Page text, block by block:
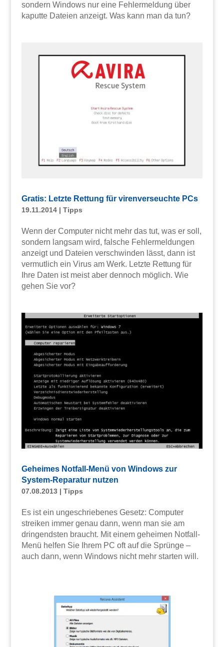
sondern Windows nur eine Fehlermeldung über
kaputte Dateien anzeigt. Was kann man da tun?
Gratis: Letzte Rettung für virenverseuchte PCs
19.11.2014| Tipps
Wenn der Computer nicht mehr das tut, was er soll,
sondern langsam wird, falsche Fehlermeldungen
anzeigt und Dateien verschwinden lässt, dann ist
vermutlich ein Virus am Werk. Letzte Rettung für
Ihre Daten ist meist aber dennoch möglich. Wie
gehen Sie vor?
Geheimes Notfall-Menü von Windows zur
System-Reparatur nutzen
07.08.2013| Tipps
Es ist ein ungeschriebenes Gesetz: Computer
streiken immer genau dann, wenn man sie am
dringendsten braucht. Mit einem geheimen Notfall-
Menü helfen Sie Ihrem PC oft auf die Sprünge –
auch dann, wenn Windows nicht mehr starten will.